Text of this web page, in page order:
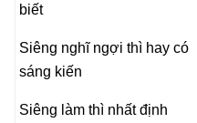
biết
Siêng nghĩ ngợi thì hay có
sáng kiến
Siêng làm thì nhất định